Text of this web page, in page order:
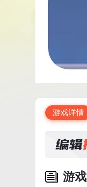
游戏详情
游